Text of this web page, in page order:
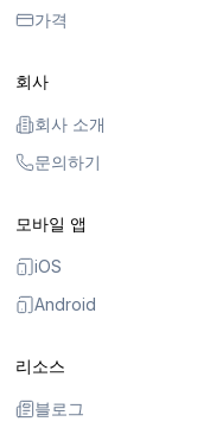
가격
회사
회사 소개
문의하기
모바일 앱
iOS
Android
리소스
블로그